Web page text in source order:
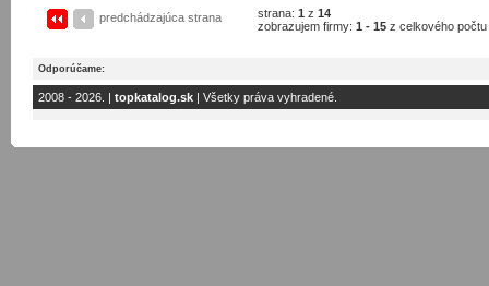
predchádzajúca strana strana: 1 z 14
zobrazujem firmy: 1 - 15 z celkového počtu
Odporúčame:
2008 - 2026. | topkatalog.sk | Všetky práva vyhradené.